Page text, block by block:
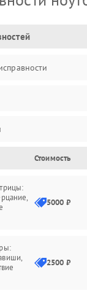
системные сбои
Стоимость
5000 ₽
2500 ₽